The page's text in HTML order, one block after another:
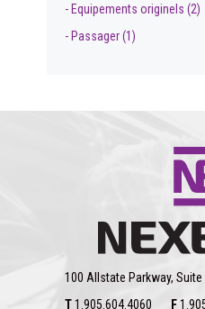
- Equipements originels (2)
- Passager(1)
100 Allstate Parkway, Suite
T1.905.604.4060 F